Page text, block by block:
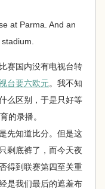
at Parma. And an
国内没有电视台转
台要六欧元。我不知
么区别，于是只好等
的录播。
知道比分。但是这
剩底裤了，而今天夜
得到联赛第四至关重
是我们最后的遮羞布